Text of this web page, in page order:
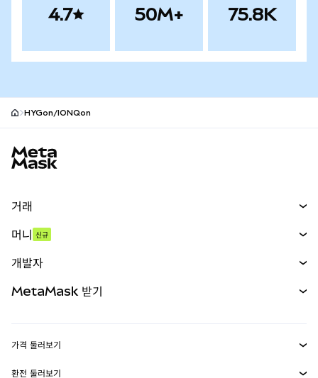
4.7 50M+ 75.8K
HYGon/IONQon
거래
무기한 선물
실물자산
머니 신규
개발자
MetaMask 받기
가격 둘러보기
환전 둘러보기